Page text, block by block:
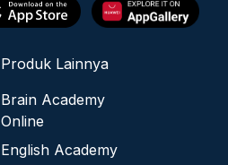
Produk Lainnya
Brain Academy
Online
English Academy